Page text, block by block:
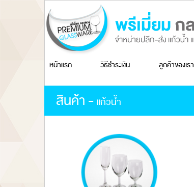
หน้าแรก วิธีชำระเงิน ลูกค้าของเรา
สินค้า - แก้วน้ำ